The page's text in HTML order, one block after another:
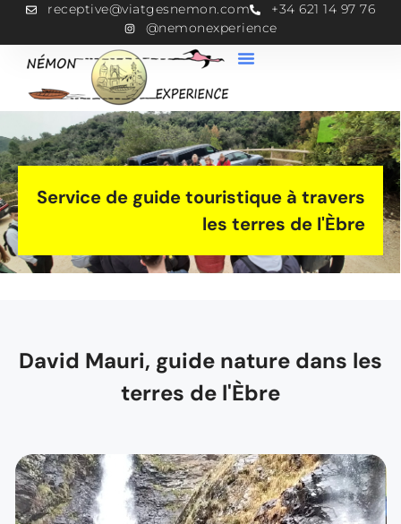
receptive@viatgesnemon.com
+34 621 14 97 76
@nemonexperience
Service de guide touristique à travers
les terres de l'Èbre
David Mauri, guide nature dans les
terres de l'Èbre